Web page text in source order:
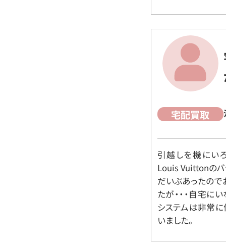
宅配買取
引越しを機にい
Louis Vuittonのバ
だいぶあったので
たが・・・自宅に
システムは非常に
いました。